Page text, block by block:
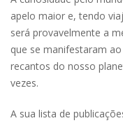
apelo maior e, tendo
será provavelmente a
que se manifestaram
recantos do nosso
vezes.
A sua lista de